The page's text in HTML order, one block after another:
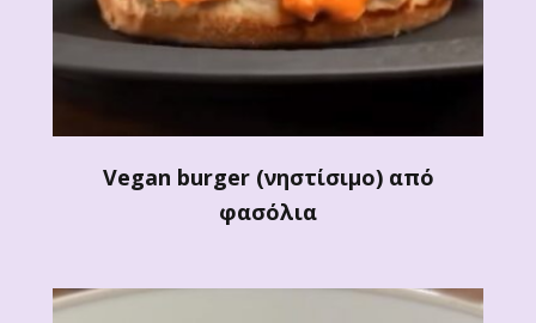
Vegan burger (νηστίσιμο) από
φασόλια